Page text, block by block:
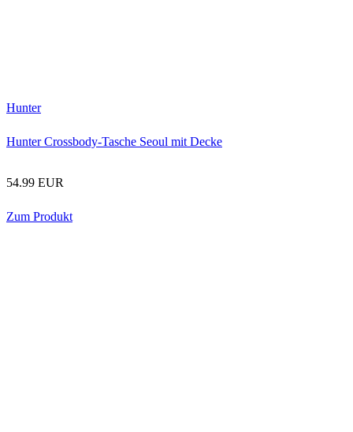
Hunter
Hunter Crossbody-Tasche Seoul mit Decke
54.99 EUR
Zum Produkt